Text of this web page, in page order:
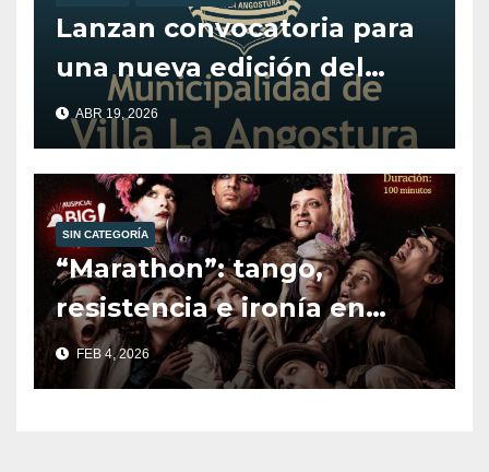
Lanzan convocatoria para
una nueva edición del
programa Alentando el
Deporte.
ABR 19, 2026
SIN CATEGORÍA
“Marathon”: tango,
resistencia e ironía en
escena.
FEB 4, 2026